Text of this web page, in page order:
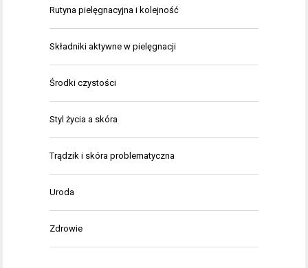
Rutyna pielęgnacyjna i kolejność
Składniki aktywne w pielęgnacji
Środki czystości
Styl życia a skóra
Trądzik i skóra problematyczna
Uroda
Zdrowie